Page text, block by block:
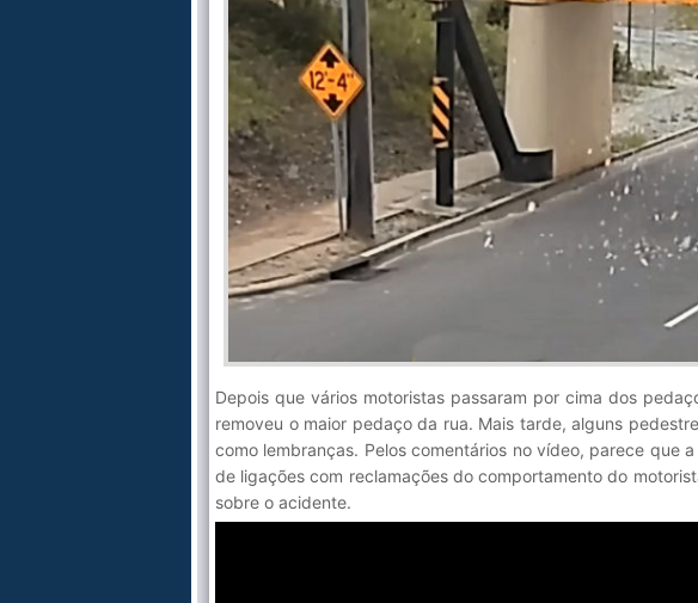
Depois que vários motoristas passaram por cima dos
removeu o maior pedaço da rua. Mais tarde, alguns
como lembranças. Pelos comentários no vídeo, parece que
de ligações com reclamações do comportamento do
sobre o acidente.